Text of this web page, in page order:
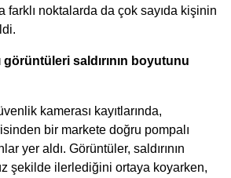
farklı noktalarda da çok sayıda kişinin
saldırının boyutunu
kamerası kayıtlarında,
bir markete doğru pompalı
yer aldı. Görüntüler, saldırının
şekilde ilerlediğini ortaya koyarken,